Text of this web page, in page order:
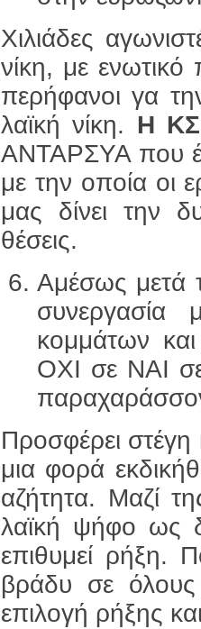
Χιλιάδες
νίκη, με ενωτικό
περήφανοι γα
λαϊκή νίκη. Η
ΑΝΤΑΡΣΥΑ που
με την οποία οι
μας δίνει την
θέσεις.
Αμέσως μετά
κομμάτων
ΟΧΙ σε ΝΑΙ
Προσφέρει στέγη
μια φορά
αζήτητα. Μαζί
λαϊκή ψήφο ως
επιθυμεί ρήξη.
βράδυ σε
επιλογή ρήξης